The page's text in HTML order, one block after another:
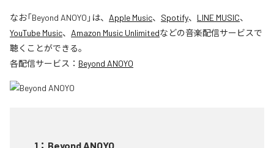
なお「Beyond ANOYO 」は、 Apple Music、 Spotify、 LINE MUSIC、
YouTube Music、 Amazon Music Unlimitedなどの音楽配信サービスで
聴くことができる。
各配信サービス： Beyond ANOYO
1 ： Beyond ANOYO